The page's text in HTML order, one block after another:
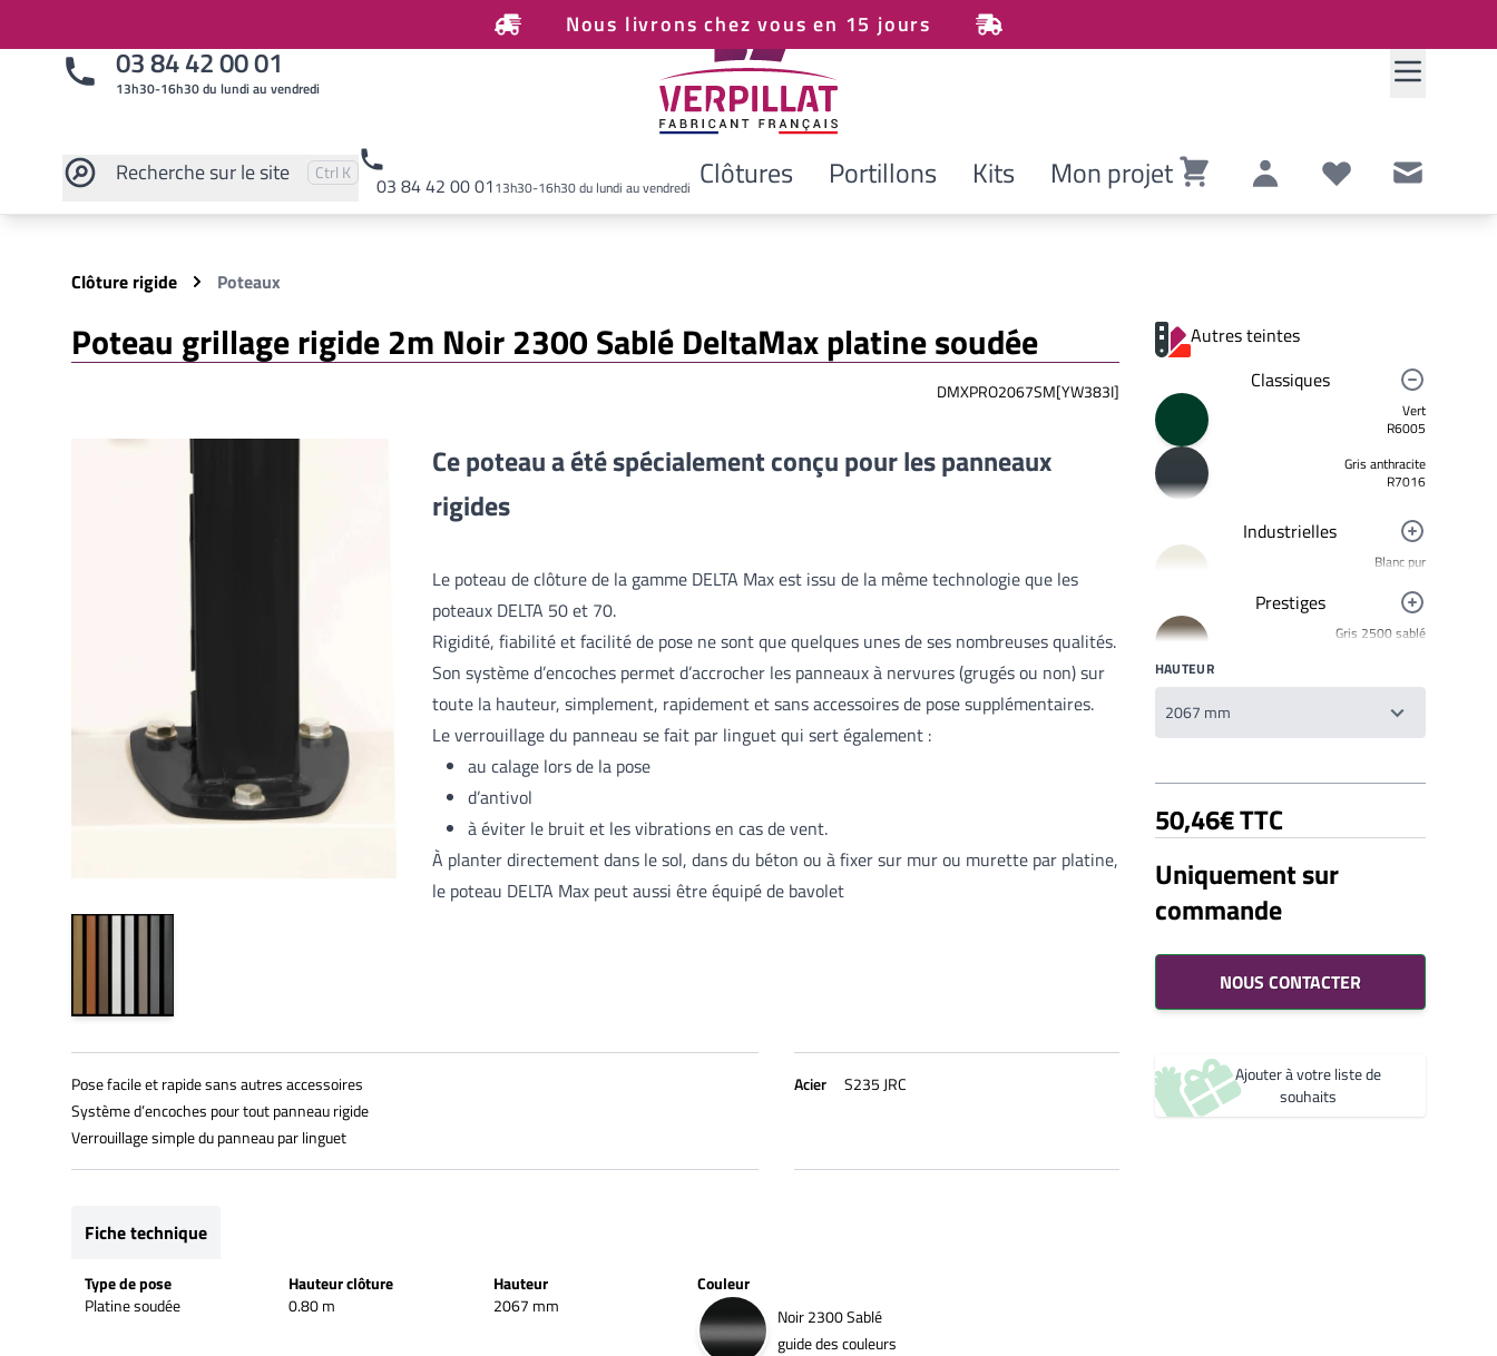
Nous livrons chez vous en 15 jours
03 84 42 00 01
13h30-16h30 du lundi au vendredi
Recherchesur le site Pressez
Ctrl et
K pour rechercher
03 84 42 00 0113h30-16h30 du lundi au vendredi Clôtures Portillons Kits Mon projet
Rechercher sur le site
Clôture rigide Poteaux
Poteau grillage rigide 2m Noir 2300 Sablé DeltaMax platine soudée
DMXPRO2067SM[YW383I]
Ce poteau a été spécialement conçu pour les panneaux
rigides
Le poteau de clôture de la gamme DELTA Max est issu de la même technologie que les
poteaux DELTA 50 et 70.
Rigidité, fiabilité et facilité de pose ne sont que quelques unes de ses nombreuses qualités.
Son système d’encoches permet d’accrocher les panneaux à nervures (grugés ou non) sur
toute la hauteur, simplement, rapidement et sans accessoires de pose supplémentaires.
Le verrouillage du panneau se fait par linguet qui sert également :
au calage lors de la pose
d’antivol
à éviter le bruit et les vibrations en cas de vent.
À planter directement dans le sol, dans du béton ou à fixer sur mur ou murette par platine,
le poteau DELTA Max peut aussi être équipé de bavolet
Pose facile et rapide sans autres accessoires
Système d’encoches pour tout panneau rigide
Verrouillage simple du panneau par linguet
Acier S235 JRC
Fiche technique
Type de pose
Platine soudée
Hauteur clôture
0.80 m
Hauteur
2067 mm
Couleur
Noir 2300 Sablé
guide des couleurs
Autres teintes
Classiques
Vert
R6005
Gris anthracite
R7016
Industrielles
Blanc pur
Noir foncé
R9005
R1023
Rouge clair brillant
R3020
Prestiges
Gris 2500 sablé
Bronze 2525
YW283F
Mars 2525 Sablé
Gris 2900 Sablé
Bleu 2600 Sablé
YW360F
HAUTEUR
50,46€ TTC
Uniquement sur
commande
NOUS CONTACTER
Votre liste de souhaits
0,00€
Ajouter à votre liste de
souhaits